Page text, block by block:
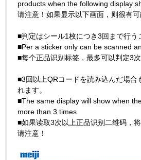
products when the following display
请注意！如果显示以下画面，则很有可
■判定はシール1枚につき3回まで行う
■Per a sticker only can be scanned
■每个正品识别标签，最多可以判定3次
■3回以上QRコードを読み込んだ場合
れます。
■The same display will show when
more than 3 times
■如果读取3次以上正品识别二维码，
请注意！